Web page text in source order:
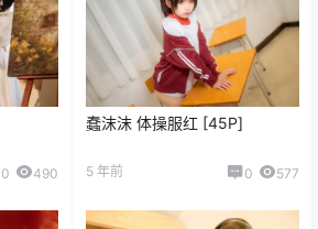
0 490
蠢沫沫 体操服红 [45P]
5 年前 0 577